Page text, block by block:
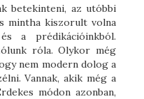
betekinteni, az utóbbi
mintha kiszorult volna
a prédikációinkból.
róla. Olykor még
nem modern dolog a
Vannak, akik még a
módon azonban,